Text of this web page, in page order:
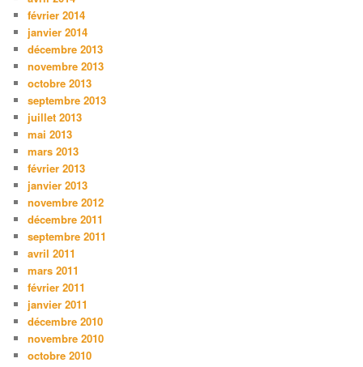
février 2014
janvier 2014
décembre 2013
novembre 2013
octobre 2013
septembre 2013
juillet 2013
mai 2013
mars 2013
février 2013
janvier 2013
novembre 2012
décembre 2011
septembre 2011
avril 2011
mars 2011
février 2011
janvier 2011
décembre 2010
novembre 2010
octobre 2010